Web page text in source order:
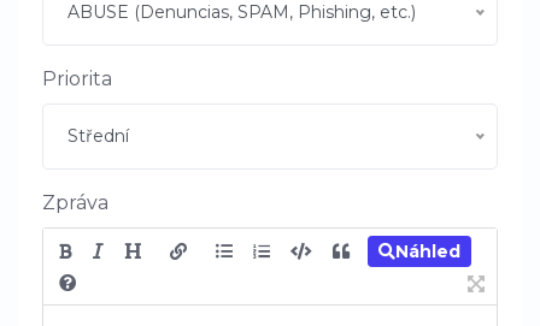
ABUSE (Denuncias, SPAM, Phishing, etc.)
Priorita
Střední
Zpráva
Náhled